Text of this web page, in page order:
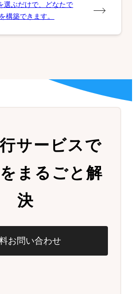
選ぶだけで、どなたで
構築できます。
サービスで
まるごと解
決
お問い合わせ